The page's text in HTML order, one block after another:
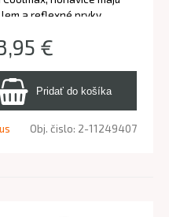
a reflexné prvky.
€
Obj. čislo: 2-11249407